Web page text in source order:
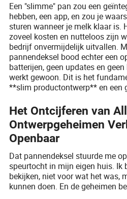
Een "slimme" pan zou een
hebben, een app, en zou je
sturen wanneer je melk klaar is.
zoveel kosten en nutteloos zijn
bedrijf onvermijdelijk uitvallen.
pannendeksel bood echter een
batterijen, geen updates en
werkt gewoon. Dit is het
**slim productontwerp** en een
Het Ontcijferen van
Ontwerpgeheimen
Openbaar
Dat pannendeksel stuurde me
speurtocht in mijn eigen huis. Ik
bekijken, niet voor wat het was,
kunnen doen. En de geheimen